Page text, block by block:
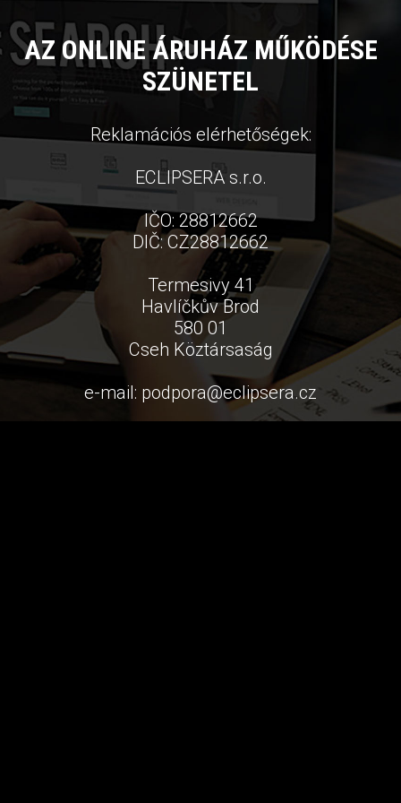
AZ ONLINE ÁRUHÁZ MŰKÖDÉSE
SZÜNETEL
Reklamációs elérhetőségek:
ECLIPSERA s.r.o.
IČO: 28812662
DIČ: CZ28812662
Termesivy 41
Havlíčkův Brod
580 01
Cseh Köztársaság
e-mail: podpora@eclipsera.cz